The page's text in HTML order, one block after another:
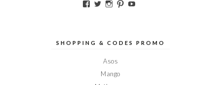
Voir
sur
Voir
sur
Voir
sur
Voir
sur sur
SHOPPING & CODES PROMO
Asos
Mango